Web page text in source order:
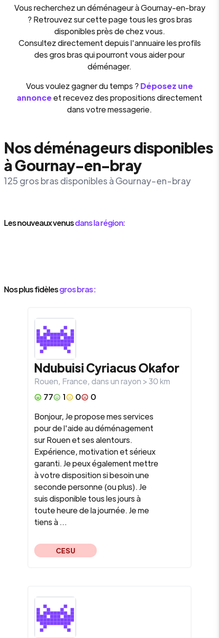
Vous recherchez undéménageuràGournay-en-bray
? Retrouvez sur cette page tous les gros bras
disponibles près de chez vous.
Consultez directement depuis l'annuaire les profils
des gros bras qui pourront vous aider pour
déménager.
Vous voulez gagner du temps ? Déposez une
annonceet recevez des propositions directement
dans votre messagerie.
Nos déménageurs disponibles
à Gournay-en-bray
125 gros bras disponibles à Gournay-en-bray
Les nouveaux venusdans la région:
Nos plus fidèlesgros bras :
Ndubuisi CyriacusOkafor
Rouen, France, dans un rayon >30km
77
1 0
0
Bonjour, Je propose mes services
pour de l'aide au déménagement
sur Rouen et ses alentours.
Expérience, motivation et sérieux
garanti. Je peux également mettre
à votre disposition si besoin une
seconde personne (ou plus). Je
suis disponible tous les jours à
toute heure de la journée. Je me
tiens à ...
CESU